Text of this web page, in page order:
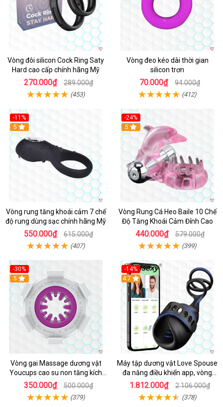
Vòng đôi silicon Cock Ring Saty
Hard cao cấp chính hãng Mỹ
270.000₫ 289.000₫
(453)
Vòng đeo kéo dài thời gian
silicon trơn
70.000₫ 94.000₫
(412)
-11%
5
Vòng rung tăng khoái cảm 7 chế
độ rung dùng sạc chính hãng Mỹ
550.000₫ 615.000₫
(407)
-24%
5
Vòng Rung Cá Heo Baile 10 Chế
Độ Tăng Khoái Cảm Đỉnh Cao
440.000₫ 579.000₫
(399)
-30%
5
Vòng gai Massage dương vật
Youcups cao su non tăng kích
thước
350.000₫ 500.000₫
(379)
-14%
4.7
Máy tập dương vật Love Spouse
đa năng điều khiển app, vòng
đeo siêu tiện
1.812.000₫ 2.106.000₫
(378)